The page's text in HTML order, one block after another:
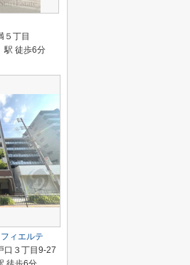
５丁目
駅 徒歩6分
ィエルテ
口３丁目9-27